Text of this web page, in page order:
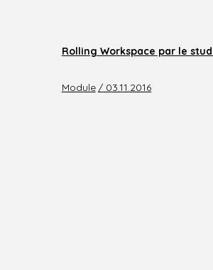
Rolling Workspace par le
Module / 03.11.2016